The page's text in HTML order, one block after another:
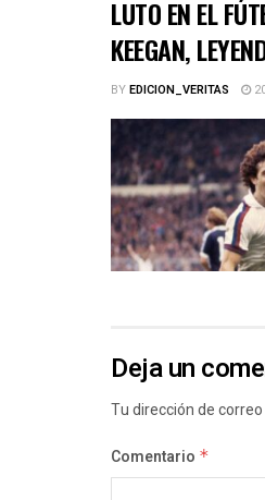
LUTO EN EL
KEEGAN,
BYEDICION_VERITAS
Deja un
Tu dirección de
Comentario *